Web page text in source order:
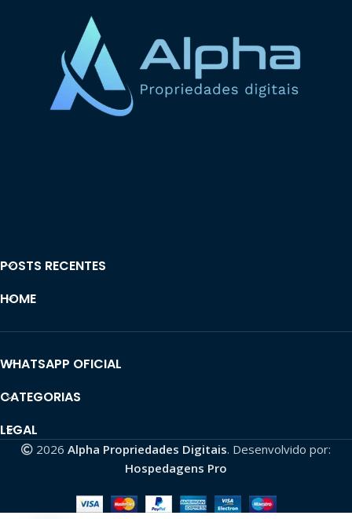
POSTS RECENTES
HOME
WHATSAPP OFICIAL
CATEGORIAS
LEGAL
2026 Alpha Propriedades Digitais. Desenvolvido por:
Hospedagens Pro
CONTA TIKTOK |